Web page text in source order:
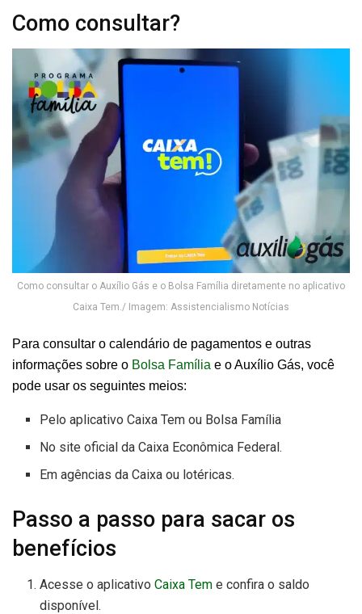
Como consultar?
Como consultar o Auxílio Gás e o Bolsa Família diretamente no aplicativo
Caixa Tem./ Imagem: Assistencialismo Notícias
Para consultar o calendário de pagamentos e outras
informações sobre o Bolsa Família e o Auxílio Gás, você
pode usar os seguintes meios:
Pelo aplicativo Caixa Tem ou Bolsa Família
No site oficial da Caixa Econômica Federal.
Em agências da Caixa ou lotéricas.
Passo a passo para sacar os
benefícios
Acesse o aplicativoCaixa Tem e confira o saldo
disponível.